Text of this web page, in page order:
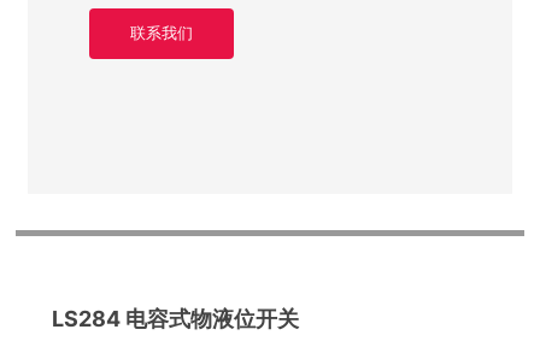
联系我们
LS284 电容式物液位开关